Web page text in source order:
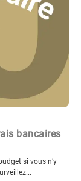
bancaires
si vous n’y